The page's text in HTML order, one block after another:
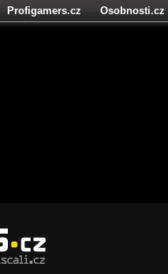
Profigamers.cz Osobnosti.cz